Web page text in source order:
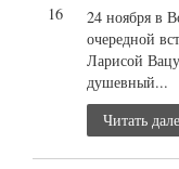
16
24 ноября в
очередной
Ларисой
душевный...
Читать